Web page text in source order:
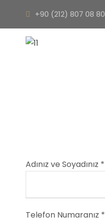
+90 (212) 807 08 80
Adınız ve Soyadınız *
Telefon Numaranız *